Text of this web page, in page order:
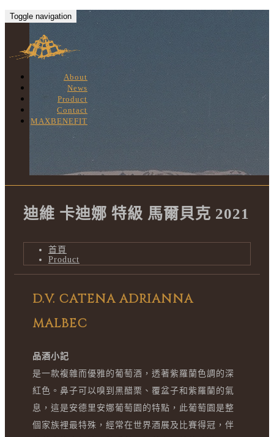
Toggle navigation
About
News
Product
Contact
MAXBENEFIT
迪維 卡迪娜 特級 馬爾貝克 2021
首頁
Product
D.V. CATENA ADRIANNA
MALBEC
品酒小記
是一款複雜而優雅的葡萄酒，透著紫羅蘭色調的深
紅色。鼻子可以嗅到黑醋栗、覆盆子和紫羅蘭的氣
息，這是安德里安娜葡萄園的特點，此葡萄園是整
個家族裡最特殊，經常在世界酒展及比賽得冠，伴